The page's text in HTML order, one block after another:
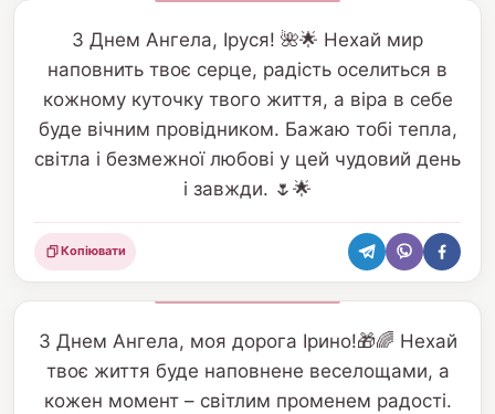
З Днем Ангела, Іруся! 🌺🌟 Нехай мир
наповнить твоє серце, радість оселиться в
кожному куточку твого життя, а віра в себе
буде вічним провідником. Бажаю тобі тепла,
світла і безмежної любові у цей чудовий день
і завжди. 🌷🌟
Поділитися
Копіювати
З Днем Ангела, моя дорога Ірино!🎁🌈 Нехай
твоє життя буде наповнене веселощами, а
кожен момент – світлим променем радості.